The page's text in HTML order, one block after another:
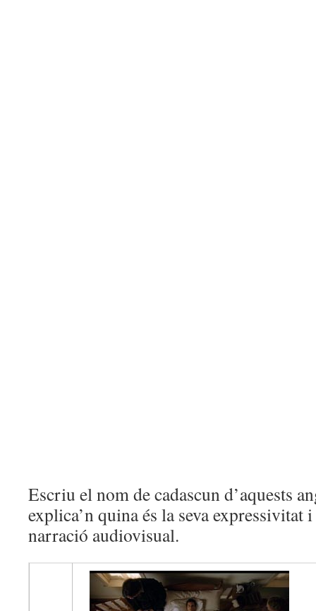
Escriu el nom de cadascun d’aquests
explica’n quina és la seva expressivitat
narració audiovisual.